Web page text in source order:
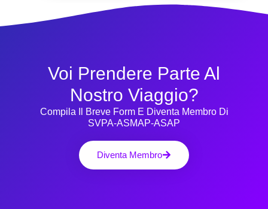
Voi Prendere Parte Al
Nostro Viaggio?
Compila Il Breve Form E Diventa Membro Di
SVPA-ASMAP-ASAP
Diventa Membro